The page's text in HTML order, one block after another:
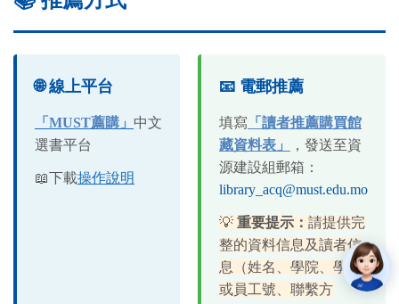
🌐 線上平台
「MUST薦購」 中文
選書平台
📖下載操作說明
📧 電郵推薦
填寫 「讀者推薦購買館
藏資料表」
， 發送至資
源建設組郵箱：
library_acq@must.edu.mo
💡 重要提示： 請提供完
整的資料信息及讀者信
息（姓名、學院、學號
或員工號、聯繫方